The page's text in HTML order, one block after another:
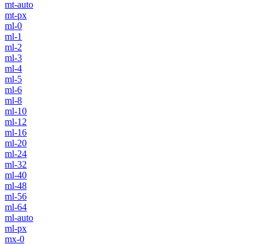
mt-auto
mt-px
ml-0
ml-1
ml-2
ml-3
ml-4
ml-5
ml-6
ml-8
ml-10
ml-12
ml-16
ml-20
ml-24
ml-32
ml-40
ml-48
ml-56
ml-64
ml-auto
ml-px
mx-0